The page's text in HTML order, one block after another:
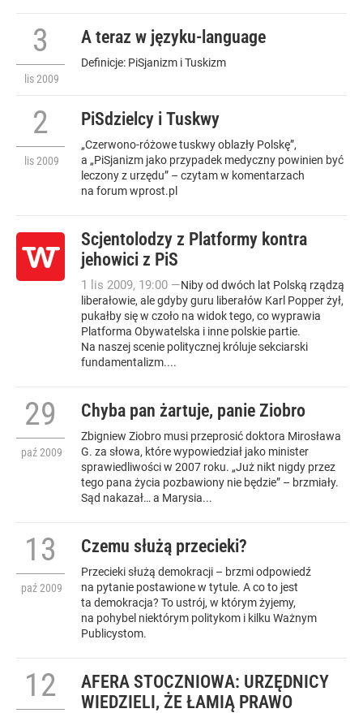
A teraz w języku-language
3
lis2009
Definicje: PiSjanizm i Tuskizm
PiSdzielcy i Tuskwy
2
lis2009
„Czerwono-różowe tuskwy oblazły Polskę”,
a „PiSjanizm jako przypadek medyczny powinien być
leczony z urzędu” – czytam w komentarzach
na forum wprost.pl
Scjentolodzy z Platformy kontra
jehowici z PiS
1 lis 2009, 19:00 —Niby od dwóch lat Polską rządzą
liberałowie, ale gdyby guru liberałów Karl Popper żył,
pukałby się w czoło na widok tego, co wyprawia
Platforma Obywatelska i inne polskie partie.
Na naszej scenie politycznej króluje sekciarski
fundamentalizm....
Chyba pan żartuje, panie Ziobro
29
paź2009
Zbigniew Ziobro musi przeprosić doktora Mirosława
G. za słowa, które wypowiedział jako minister
sprawiedliwości w 2007 roku. „Już nikt nigdy przez
tego pana życia pozbawiony nie będzie” – brzmiały.
Sąd nakazał… a Marysia...
Czemu służą przecieki?
13
paź2009
Przecieki służą demokracji – brzmi odpowiedź
na pytanie postawione w tytule. A co to jest
ta demokracja? To ustrój, w którym żyjemy,
na pohybel niektórym politykom i kilku Ważnym
Publicystom.
AFERA STOCZNIOWA: URZĘDNICY
WIEDZIELI, ŻE ŁAMIĄ PRAWO
12